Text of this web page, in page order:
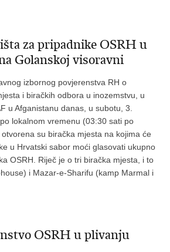
za pripadnike OSRH u
Golanskoj visoravni
izbornog povjerenstva RH o
i biračkih odbora u inozemstvu, u
u Afganistanu danas, u subotu, 3.
lokalnom vremenu (03:30 sati po
su biračka mjesta na kojima će
u Hrvatski sabor moći glasovati ukupno
OSRH. Riječ je o tri biračka mjesta, i to
i Mazar-e-Sharifu (kamp Marmal i
OSRH u plivanju